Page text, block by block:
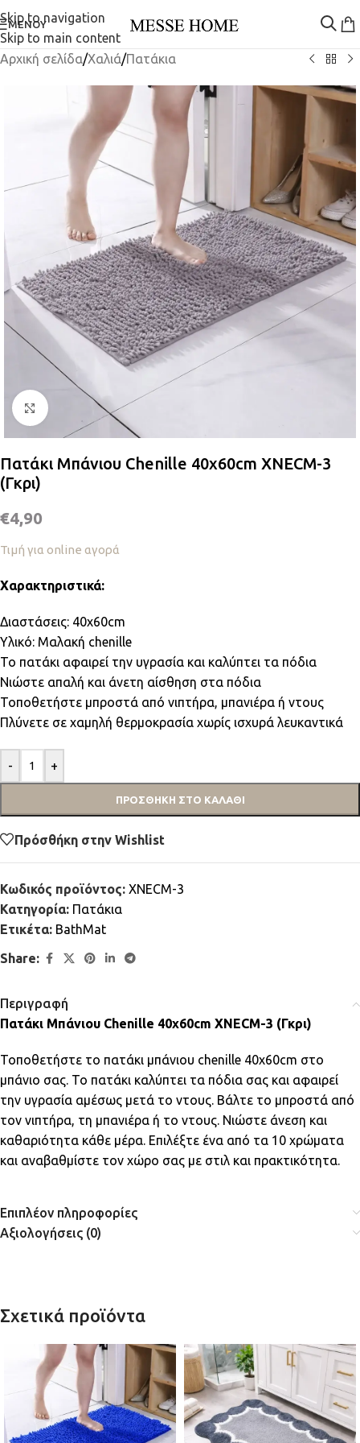
Skip to navigation
Skip to main content
ΜΕΝΟΎ
Αρχική σελίδα/Χαλιά/Πατάκια
Κλικ για μεγέθυνση
Πατάκι Μπάνιου Chenille 40x60cm XNECM-3
(Γκρι)
€4,90
Τιμή για online αγορά
Χαρακτηριστικά:
Διαστάσεις: 40x60cm
Υλικό: Μαλακή chenille
Το πατάκι αφαιρεί την υγρασία και καλύπτει τα πόδια
Νιώστε απαλή και άνετη αίσθηση στα πόδια
Τοποθετήστε μπροστά από νιπτήρα, μπανιέρα ή ντους
Πλύνετε σε χαμηλή θερμοκρασία χωρίς ισχυρά λευκαντικά
- +
ΠΡΟΣΘΉΚΗ ΣΤΟ ΚΑΛΆΘΙ
Πρόσθήκη στην Wishlist
Κωδικός προϊόντος: XNECM-3
Κατηγορία: Πατάκια
Ετικέτα: BathMat
Share:
Περιγραφή
Πατάκι Μπάνιου Chenille 40x60cm XNECM-3 (Γκρι)
Τοποθετήστε το πατάκι μπάνιου chenille 40x60cm στο
μπάνιο σας. Το πατάκι καλύπτει τα πόδια σας και αφαιρεί
την υγρασία αμέσως μετά το ντους. Βάλτε το μπροστά από
τον νιπτήρα, τη μπανιέρα ή το ντους. Νιώστε άνεση και
καθαριότητα κάθε μέρα. Επιλέξτε ένα από τα 10 χρώματα
και αναβαθμίστε τον χώρο σας με στιλ και πρακτικότητα.
Επιπλέον πληροφορίες
Αξιολογήσεις (0)
Σχετικά προϊόντα